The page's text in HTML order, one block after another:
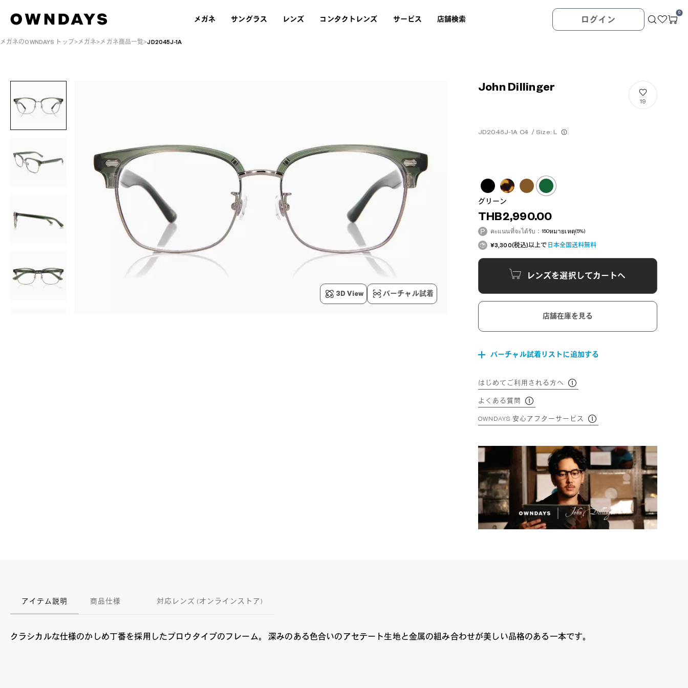
メガネ サングラス レンズ コンタクトレンズ サービス 店舗検索 ログイン
0
メガネのOWNDAYS トップ メガネ メガネ商品一覧 JD2045J-1A
3D View バーチャル試着
John Dillinger
JD2045J-1A C4 / Size: L
19
グリーン
THB2,990.00
คะแนนที่จะได้รับ：150หมายเหตุ(5%)
¥3,300(税込)以上で 日本全国送料無料
レンズを選択してカートへ
店舗在庫を見る
バーチャル試着リストに追加する
はじめてご利用される方へ
よくある質問
OWNDAYS 安心アフターサービス
アイテム説明 商品仕様 対応レンズ (オンラインストア)
クラシカルな仕様のかしめ丁番を採用したブロウタイプのフレーム。 深みのある色合いのアセテート生地と金属の組み合わせが美しい品格のある一本です。